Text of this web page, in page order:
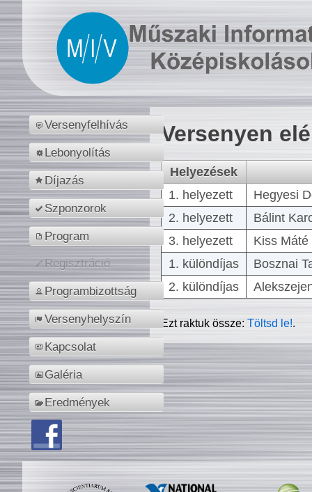
Versenyfelhívás
Lebonyolítás
Díjazás
Szponzorok
Program
Regisztráció
Programbizottság
Versenyhelyszín
Kapcsolat
Galéria
Eredmények
Versenyen
Helyezések
1. helyezett
Hegyesi
2. helyezett
Bálint
3. helyezett
Kiss
1. különdíjas
Bosznai
2. különdíjas
Ezt raktuk össze:Töltsd le!.